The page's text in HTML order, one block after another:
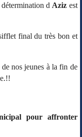
d Aziz est
final du très bon et
nos jeunes à la fin de
pour affronter